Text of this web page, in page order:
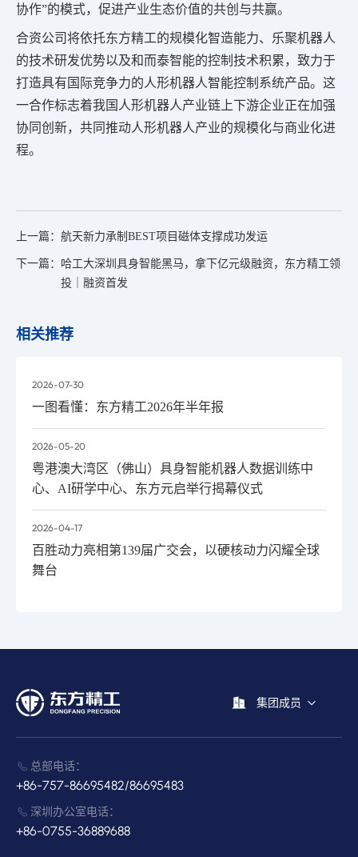
协作”的模式，促进产业生态价值的共创与共赢。
合资公司将依托东方精工的规模化智造能力、乐聚机器人
的技术研发优势以及和而泰智能的控制技术积累，致力于
打造具有国际竞争力的人形机器人智能控制系统产品。这
一合作标志着我国人形机器人产业链上下游企业正在加强
协同创新，共同推动人形机器人产业的规模化与商业化进
程。
上一篇： 航天新力承制BEST项目磁体支撑成功发运
下一篇： 哈工大深圳具身智能黑马，拿下亿元级融资，东方精工领
投｜融资首发
相关推荐
2026-07-30
一图看懂：东方精工2026年半年报
2026-05-20
粤港澳大湾区（佛山）具身智能机器人数据训练中
心、AI研学中心、东方元启举行揭幕仪式
2026-04-17
百胜动力亮相第139届广交会，以硬核动力闪耀全球
舞台
集团成员
总部电话：
+86-757-86695482/86695483
深圳办公室电话：
+86-0755-36889688